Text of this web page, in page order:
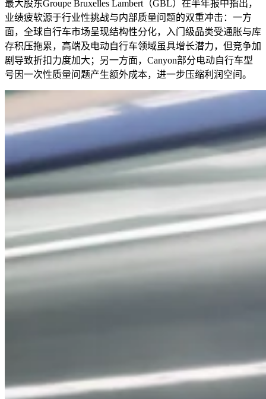
最大股东Groupe Bruxelles Lambert（GBL）在半年报中指出，
业绩疲软源于行业性挑战与内部质量问题的双重冲击：一方
面，全球自行车市场呈现结构性分化，入门级品类受通胀与库
存积压拖累，高端及电动自行车领域虽具增长潜力，但竞争加
剧导致折扣力度加大；另一方面，Canyon部分电动自行车型
号因一次性质量问题产生额外成本，进一步压缩利润空间。